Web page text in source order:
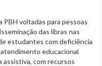
voltadas para pessoas
das libras nas
estudantes com deficiência
educacional
assistiva, com recursos